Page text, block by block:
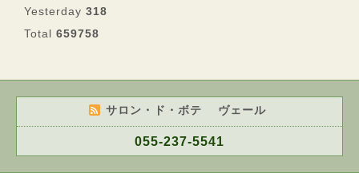
Yesterday 318
Total 659758
サロン・ド・ボテ ヴェール
055-237-5541